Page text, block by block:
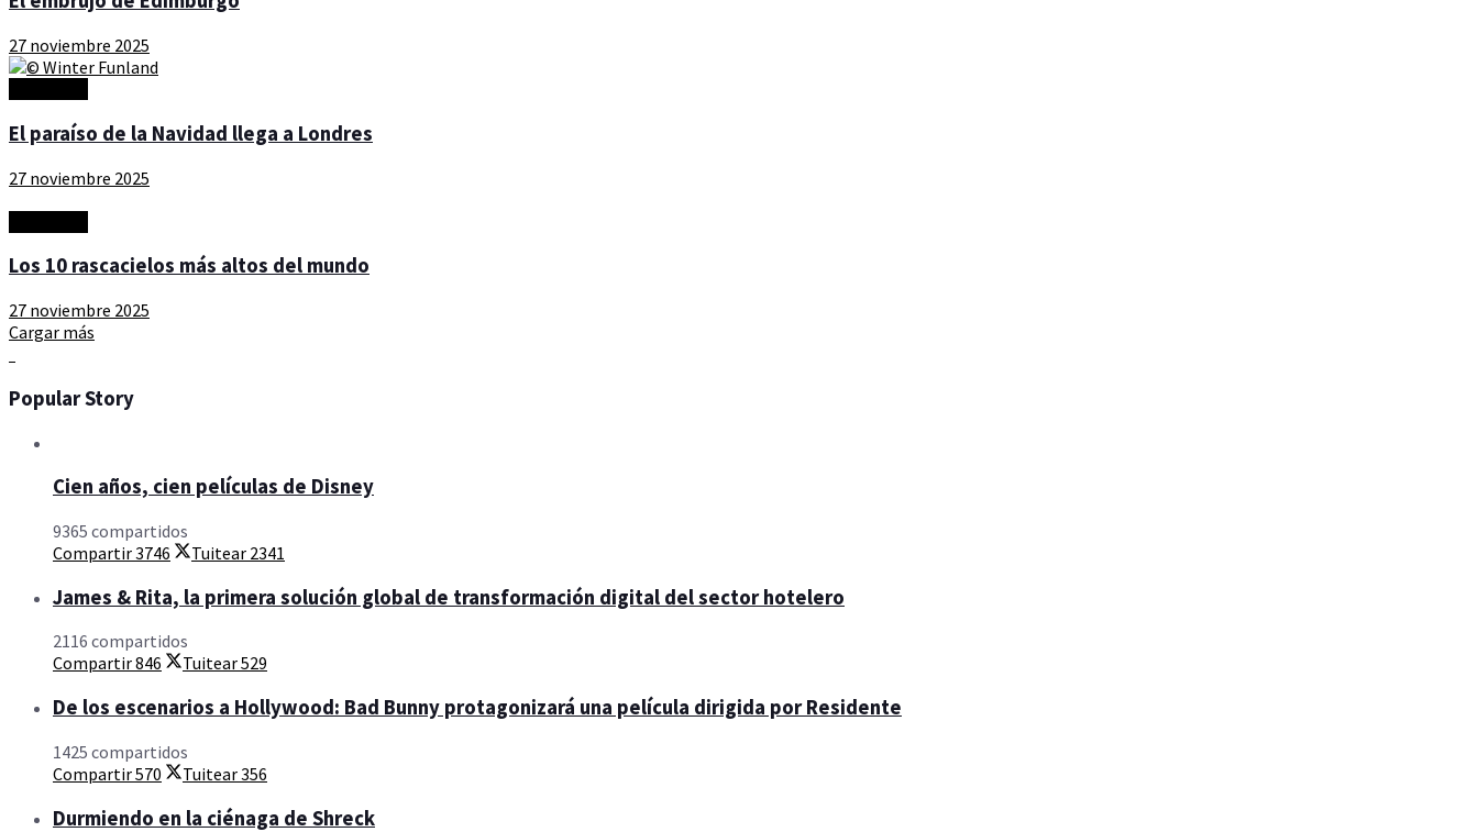
27 noviembre 2025
El paraíso de la Navidad llega a Londres
27 noviembre 2025
Los 10 rascacielos más altos del mundo
27 noviembre 2025
Cargar más
Popular Story
Cien años, cien películas de Disney
9365 compartidos
Compartir3746 Tuitear 2341
James & Rita, la primera solución global de transformación digital del sector hotelero
2116 compartidos
Compartir846 Tuitear529
De los escenarios a Hollywood: Bad Bunny protagonizará una película dirigida por Residente
1425 compartidos
Compartir570 Tuitear356
Durmiendo en la ciénaga de Shreck